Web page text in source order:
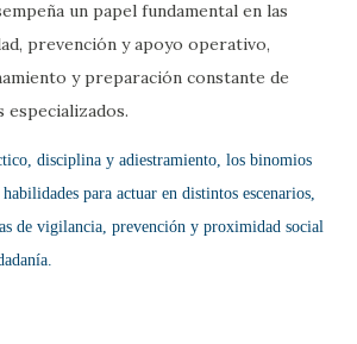
un papel fundamental en las
prevención y apoyo operativo,
y preparación constante de
especializados.
disciplina y adiestramiento, los binomios
para actuar en distintos escenarios,
de vigilancia, prevención y proximidad social